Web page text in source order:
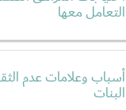
التعامل معها
أسباب وعلامات عدم
البنات